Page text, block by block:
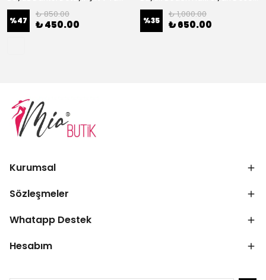
%47
₺ 850.00
₺ 450.00 %35
₺ 1,000.00
₺ 650.00
Kurumsal
Sözleşmeler
Whatapp Destek
Hesabım